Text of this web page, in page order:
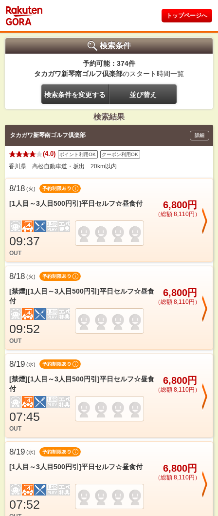
トップページへ
検索条件
予約可能：374件
タカガワ新琴南ゴルフ倶楽部のスタート時間一覧
検索条件を変更する 並び替え
検索結果
タカガワ新琴南ゴルフ倶楽部 詳細
(4.0) ポイント利用OK クーポン利用OK
香川県 高松自動車道・坂出 20km以内
8/18 (火)
[1人目～3人目500円引]平日セルフ☆昼食付 6,800円
（総額 8,110円）
09:37
OUT
8/18 (火)
[禁煙][1人目～3人目500円引]平日セルフ☆昼食
付
6,800円
（総額 8,110円）
09:52
OUT
8/19 (水)
[禁煙][1人目～3人目500円引]平日セルフ☆昼食
付
6,800円
（総額 8,110円）
07:45
OUT
8/19 (水)
[1人目～3人目500円引]平日セルフ☆昼食付 6,800円
（総額 8,110円）
07:52